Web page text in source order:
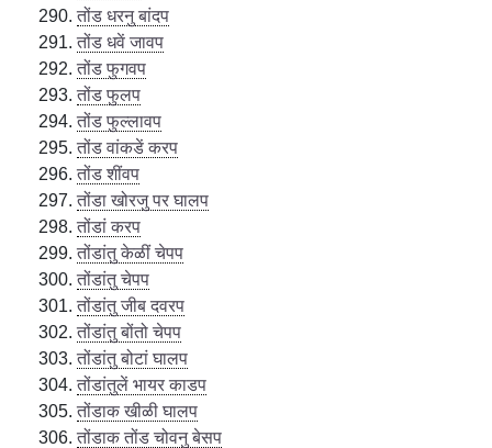
तोंड धरनु बांदप
तोंड धवें जावप
तोंड फुगवप
तोंड फुलप
तोंड फुल्लावप
तोंड वांकडें करप
तोंड शींवप
तोंडा खोरजु पर घालप
तोंडां करप
तोंडांतु केळीं चेपप
तोंडांतु चेपप
तोंडांतु जीब दवरप
तोंडांतु बोंतो चेपप
तोंडांतु बोटां घालप
तोंडांतुलें भायर काडप
तोंडाक खीळी घालप
तोंडाक तोंड चोवनु बेसप